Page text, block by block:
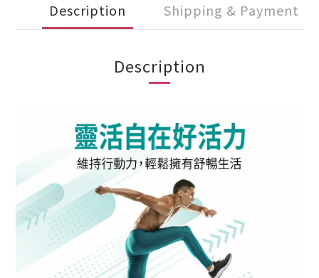
Description Shipping & Payment
Description